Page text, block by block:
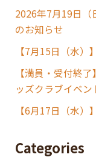
2026年7月19日（
のお知らせ
【7月15日（水
【満員・受付終
ッズクラブイベ
【6月17日（水
Categories